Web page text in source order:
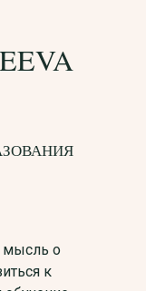
мысль о
к